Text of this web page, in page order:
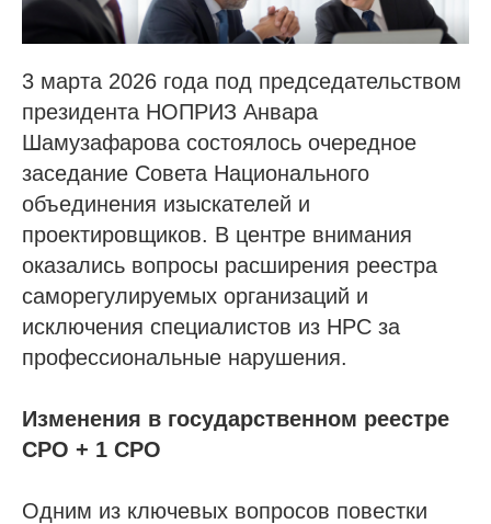
3 марта 2026 года под председательством
президента НОПРИЗ Анвара
Шамузафарова состоялось очередное
заседание Совета Национального
объединения изыскателей и
проектировщиков. В центре внимания
оказались вопросы расширения реестра
саморегулируемых организаций и
исключения специалистов из НРС за
профессиональные нарушения.
Изменения в государственном реестре
СРО + 1 СРО
Одним из ключевых вопросов повестки